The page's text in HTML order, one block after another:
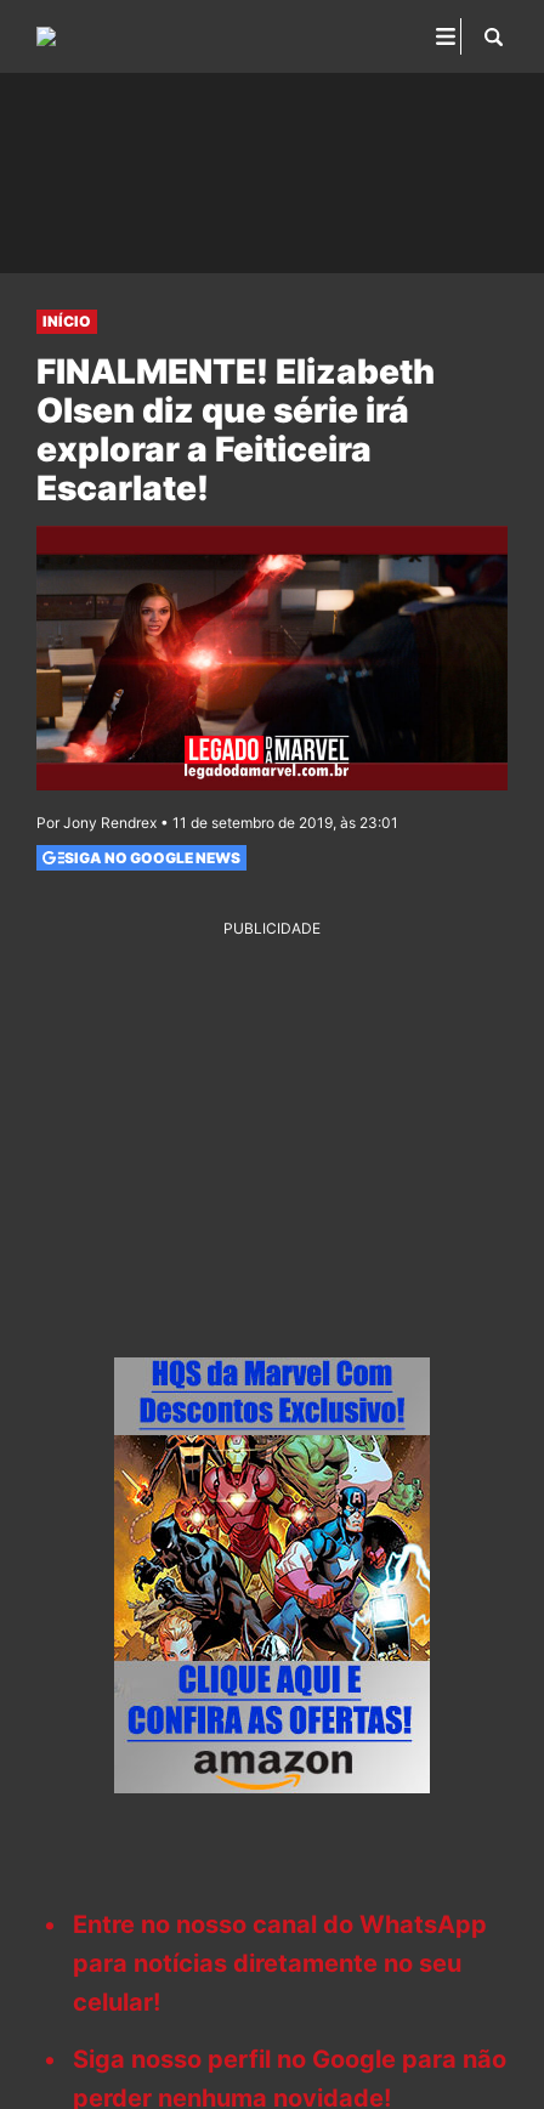
INÍCIO
FINALMENTE! Elizabeth
Olsen diz que série irá
explorar a Feiticeira
Escarlate!
Por Jony Rendrex • 11 de setembro de 2019, às 23:01
SIGA NO GOOGLE NEWS
PUBLICIDADE
Entre no nosso canal do WhatsApp
para notícias diretamente no seu
celular!
Siga nosso perfil no Google para não
perder nenhuma novidade!